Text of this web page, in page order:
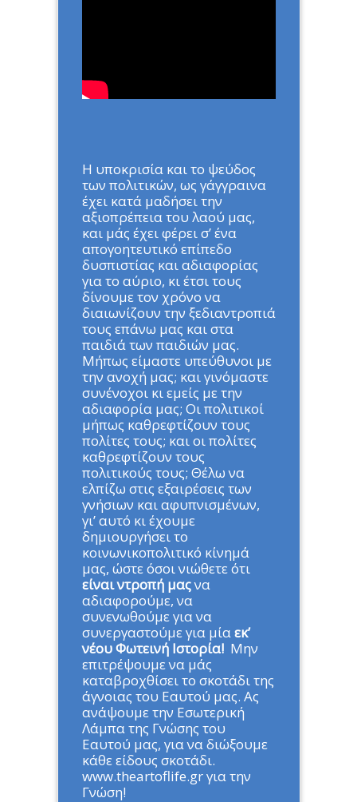
Η υποκρισία και το ψεύδος
των πολιτικών, ως γάγγραινα
έχει κατά μαδήσει την
αξιοπρέπεια του λαού μας,
και μάς έχει φέρει σ’ ένα
απογοητευτικό επίπεδο
δυσπιστίας και αδιαφορίας
για το αύριο, κι έτσι τους
δίνουμε τον χρόνο να
διαιωνίζουν την ξεδιαντροπιά
τους επάνω μας και στα
παιδιά των παιδιών μας.
Μήπως είμαστε υπεύθυνοι με
την ανοχή μας; και γινόμαστε
συνένοχοι κι εμείς με την
αδιαφορία μας; Οι πολιτικοί
μήπως καθρεφτίζουν τους
πολίτες τους; και οι πολίτες
καθρεφτίζουν τους
πολιτικούς τους; Θέλω να
ελπίζω στις εξαιρέσεις των
γνήσιων και αφυπνισμένων,
γι’ αυτό κι έχουμε
δημιουργήσει το
κοινωνικοπολιτικό κίνημά
μας, ώστε όσοι νιώθετε ότι
είναι ντροπή μαςνα
αδιαφορούμε, να
συνενωθούμε για να
συνεργαστούμε για μίαεκ’
νέου Φωτεινή Ιστορία! Μην
επιτρέψουμε να μάς
καταβροχθίσει το σκοτάδι της
άγνοιας του Εαυτού μας. Ας
ανάψουμε την Εσωτερική
Λάμπα της Γνώσης του
Εαυτού μας, για να διώξουμε
κάθε είδους σκοτάδι.
www.theartoflife.gr για την
Γνώση!